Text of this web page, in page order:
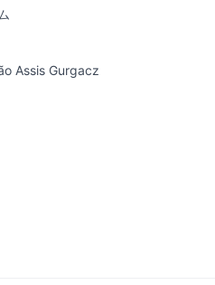
Assis Gurgacz